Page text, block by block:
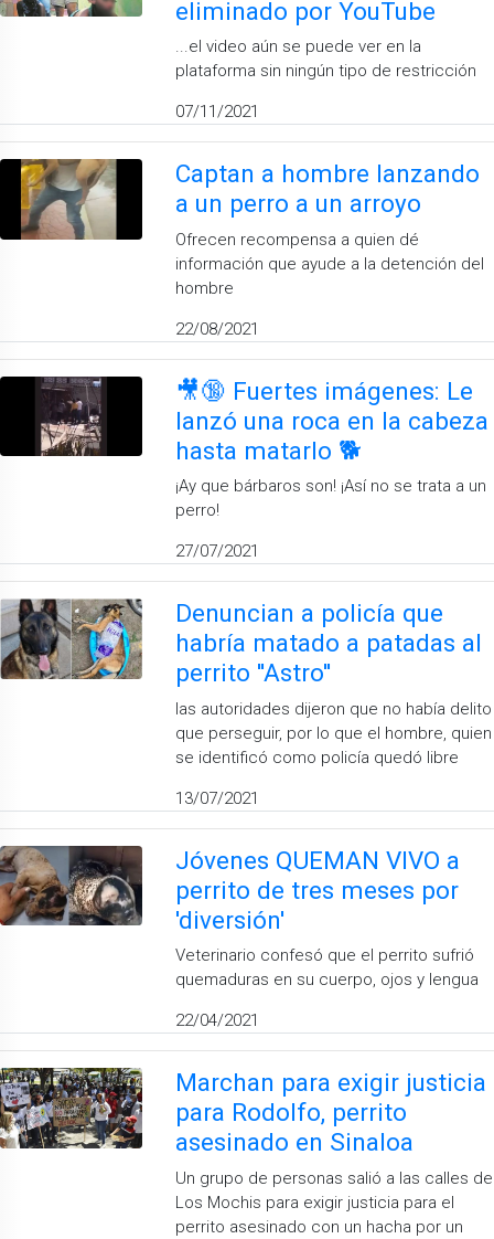
eliminado por YouTube
...el video aún se puede ver en la
plataforma sin ningún tipo de restricción
07/11/2021
Captan a hombre lanzando
a un perro a un arroyo
Ofrecen recompensa a quien dé
información que ayude a la detención del
hombre
22/08/2021
🎥🔞 Fuertes imágenes: Le
lanzó una roca en la cabeza
hasta matarlo 🐕
¡Ay que bárbaros son! ¡Así no se trata a un
perro!
27/07/2021
Denuncian a policía que
habría matado a patadas al
perrito ''Astro''
las autoridades dijeron que no había delito
que perseguir, por lo que el hombre, quien
se identificó como policía quedó libre
13/07/2021
Jóvenes QUEMAN VIVO a
perrito de tres meses por
'diversión'
Veterinario confesó que el perrito sufrió
quemaduras en su cuerpo, ojos y lengua
22/04/2021
Marchan para exigir justicia
para Rodolfo, perrito
asesinado en Sinaloa
Un grupo de personas salió a las calles de
Los Mochis para exigir justicia para el
perrito asesinado con un hacha por un